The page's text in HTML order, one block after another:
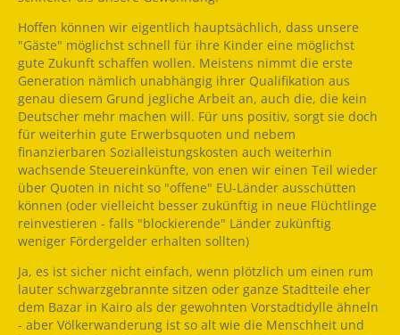
Hoffen können wir eigentlich hauptsächlich, dass unsere
"Gäste" möglichst schnell für ihre Kinder eine möglichst
gute Zukunft schaffen wollen. Meistens nimmt die erste
Generation nämlich unabhängig ihrer Qualifikation aus
genau diesem Grund jegliche Arbeit an, auch die, die kein
Deutscher mehr machen will. Für uns positiv, sorgt sie doch
für weiterhin gute Erwerbsquoten und nebem
finanzierbaren Sozialleistungskosten auch weiterhin
wachsende Steuereinkünfte, von enen wir einen Teil wieder
über Quoten in nicht so "offene" EU-Länder ausschütten
können (oder vielleicht besser zukünftig in neue Flüchtlinge
reinvestieren - falls "blockierende" Länder zukünftig
weniger Fördergelder erhalten sollten)
Ja, es ist sicher nicht einfach, wenn plötzlich um einen rum
lauter schwarzgebrannte sitzen oder ganze Stadtteile eher
dem Bazar in Kairo als der gewohnten Vorstadtidylle ähneln
- aber Völkerwanderung ist so alt wie die Menschheit und